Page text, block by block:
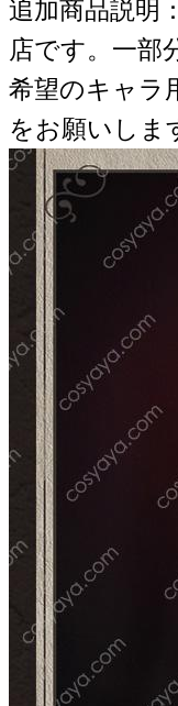
追加商品説明
店です。一部
希望のキャラ
をお願いしま